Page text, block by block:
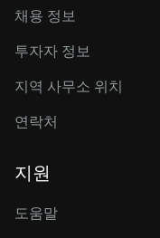
채용 정보
투자자 정보
지역 사무소 위치
연락처
지원
도움말